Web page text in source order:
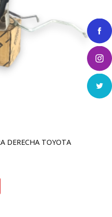
DERECHA TOYOTA